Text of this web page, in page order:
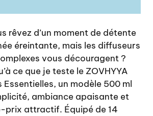
rêvez d’un moment de détente
éreintante, mais les diffuseurs
vous découragent ?
ce que je teste le ZOVHYYA
Essentielles, un modèle 500 ml
ambiance apaisante et
attractif. Équipé de 14